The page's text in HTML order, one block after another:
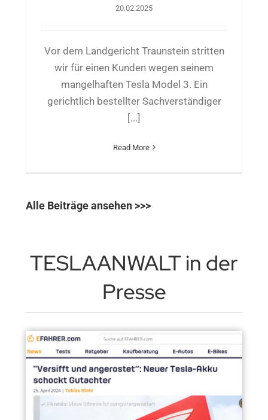
20.02.2025
Vor dem Landgericht Traunstein stritten
wir für einen Kunden wegen seinem
mangelhaften Tesla Model 3. Ein
gerichtlich bestellter Sachverständiger
[...]
Read More
Alle Beiträge ansehen >>>
TESLAANWALT in der
Presse